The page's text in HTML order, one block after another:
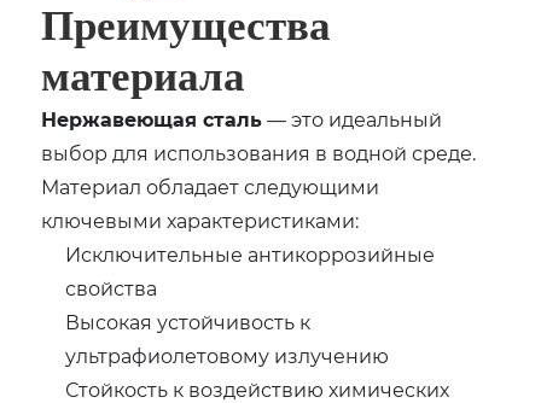
Преимущества
материала
Нержавеющая сталь— это идеальный
выбор для использования в водной среде.
Материал обладает следующими
ключевыми характеристиками:
Исключительные антикоррозийные
свойства
Высокая устойчивость к
ультрафиолетовому излучению
Стойкость к воздействию химических